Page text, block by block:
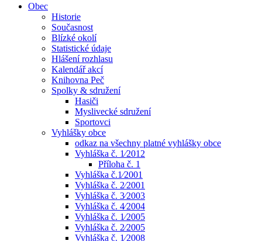
Obec
Historie
Současnost
Blízké okolí
Statistické údaje
Hlášení rozhlasu
Kalendář akcí
Knihovna Peč
Spolky & sdružení
Hasiči
Myslivecké sdružení
Sportovci
Vyhlášky obce
odkaz na všechny platné vyhlášky obce
Vyhláška č. 1⁄2012
Příloha č. 1
Vyhláška č.1⁄2001
Vyhláška č. 2⁄2001
Vyhláška č. 3⁄2003
Vyhláška č. 4⁄2004
Vyhláška č. 1⁄2005
Vyhláška č. 2⁄2005
Vyhláška č. 1⁄2008